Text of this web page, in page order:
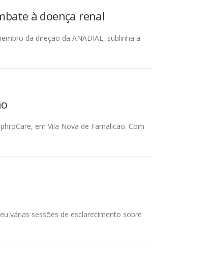
à doença renal
da direção da ANADIAL, sublinha a
em Vila Nova de Famalicão. Com
várias sessões de esclarecimento sobre